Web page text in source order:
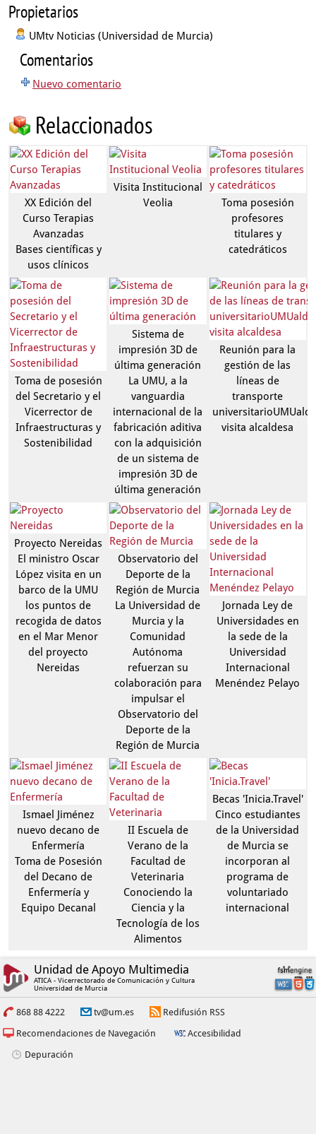
Propietarios
UMtv Noticias (Universidad de Murcia)
Comentarios
Nuevo comentario
Relaccionados
XX Edición del
Curso Terapias
Avanzadas
Bases científicas y
usos clínicos
Visita Institucional
Veolia
Toma posesión
profesores
titulares y
catedráticos
Toma de posesión
del Secretario y el
Vicerrector de
Infraestructuras y
Sostenibilidad
Sistema de
impresión 3D de
última generación
La UMU, a la
vanguardia
internacional de la
fabricación aditiva
con la adquisición
de un sistema de
impresión 3D de
última generación
Reunión para la
gestión de las
líneas de
transporte
visita alcaldesa
Proyecto Nereidas
El ministro Oscar
López visita en un
barco de la UMU
los puntos de
recogida de datos
en el Mar Menor
del proyecto
Nereidas
Observatorio del
Deporte de la
Región de Murcia
La Universidad de
Murcia y la
Comunidad
Autónoma
refuerzan su
colaboración para
impulsar el
Observatorio del
Deporte de la
Región de Murcia
Jornada Ley de
Universidades en
la sede de la
Universidad
Internacional
Menéndez Pelayo
Ismael Jiménez
nuevo decano de
Enfermería
Toma de Posesión
del Decano de
Enfermería y
Equipo Decanal
II Escuela de
Verano de la
Facultad de
Veterinaria
Conociendo la
Ciencia y la
Tecnología de los
Alimentos
Becas 'Inicia.Travel'
Cinco estudiantes
de la Universidad
de Murcia se
incorporan al
programa de
voluntariado
internacional
Unidad de Apoyo Multimedia
ATICA - Vicerrectorado de Comunicación y Cultura
Universidad de Murcia
868 88 4222 tv@um.es
Redifusión RSS
Recomendaciones de Navegación
Accesibilidad
Depuración